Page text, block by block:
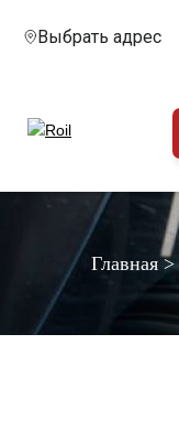
Выбрать адрес
Главная>